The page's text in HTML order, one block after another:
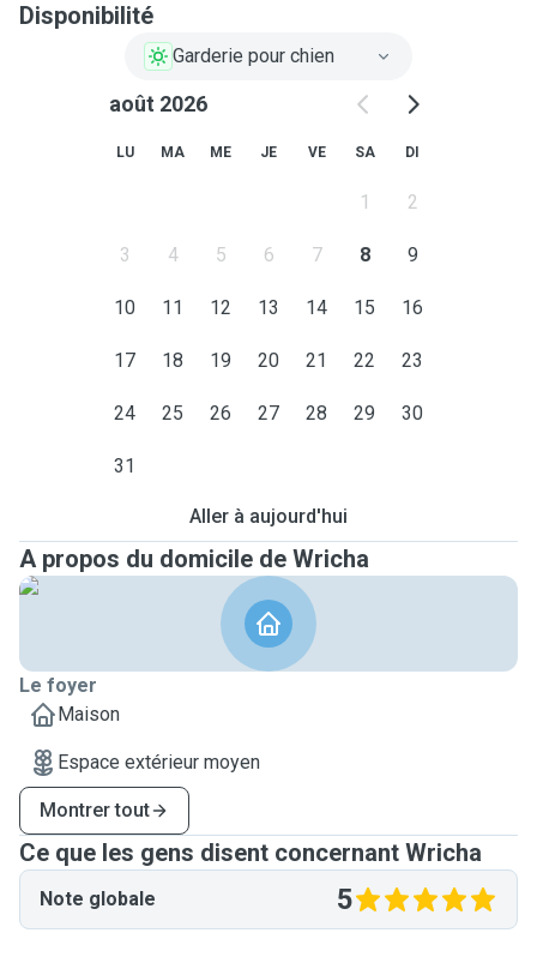
Disponibilité
Garderie pour chien
août 2026
LU MA ME JE VE SA DI
1 2
3 4 5 6 7 8 9
10 11 12 13 14 15 16
17 18 19 20 21 22 23
24 25 26 27 28 29 30
31
Aller à aujourd'hui
A propos du domicile de Wricha
Le foyer
Maison
Espace extérieur moyen
Montrer tout
Ce que les gens disent concernant Wricha
Note globale 5